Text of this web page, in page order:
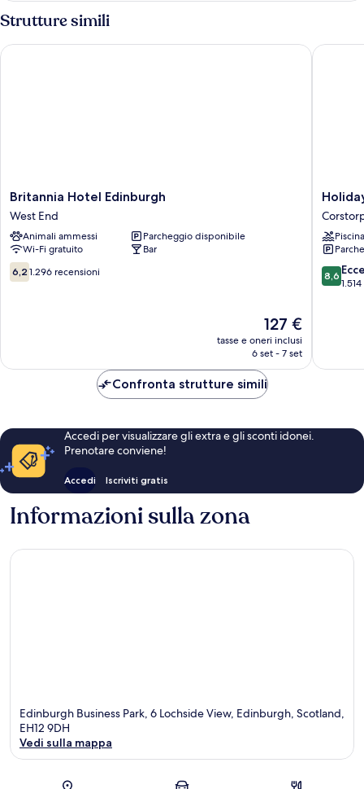
Strutture simili
Britannia
Hotel
Edinburgh
West
End
Britannia Hotel Edinburgh
West End
Animali ammessi
Parcheggio disponibile
Wi-Fi gratuito
Bar
6.2
su
6,2 1.296 recensioni
Il
prezzo
attuale
127 €
127 €
tasse e oneri inclusi
6 set - 7 set
Britannia Hotel Edinburgh
Holiday
Inn
Zoo
by
IHG
Piscina
8.6
su
8,6
Holiday
Confronta strutture simili
Accedi per visualizzare gli extra e gli sconti idonei.
Prenotare conviene!
Accedi Iscriviti gratis
Informazioni sulla zona
Edinburgh Business Park, 6 Lochside View, Edinburgh, Scotland,
EH12 9DH
Vedi sulla mappa